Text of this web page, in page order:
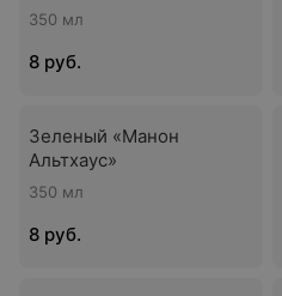
350 мл
8 руб.
Зеленый «Манон
Альтхаус»
350 мл
8 руб.